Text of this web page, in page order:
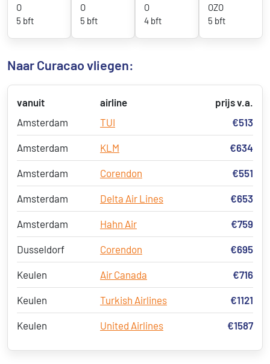
O
5 bft
O
5 bft
O
4 bft
OZO
5 bft
Naar Curacao vliegen:
vanuit airline
prijs v.a.
Amsterdam
TUI €513
Amsterdam KLM €634
Amsterdam Corendon €551
Amsterdam Delta Air Lines €653
Amsterdam Hahn Air €759
Dusseldorf Corendon €695
Keulen Air Canada €716
Keulen Turkish Airlines €1121
Keulen United Airlines €1587